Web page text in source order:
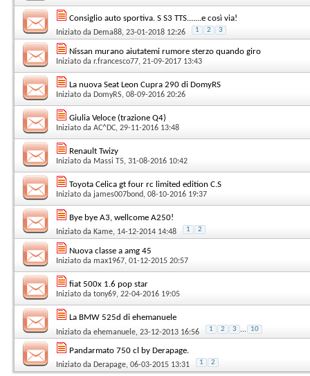
Consiglio auto sportiva. S S3 TTS.......e così via!
Iniziato da Dema88, 23-01-2018 12:26 1 2 3
Nissan murano aiutatemi rumore sterzo quando giro
Iniziato da r.francesco77, 21-09-2017 13:43
La nuova Seat Leon Cupra 290 di DomyRS
Iniziato da DomyRS, 08-09-2016 20:26
Giulia Veloce (trazione Q4)
Iniziato da AC^DC, 29-11-2016 13:48
Renault Twizy
Iniziato da Massi T5, 31-08-2016 10:42
Toyota Celica gt four rc limited edition C.S
Iniziato da james007bond, 08-10-2016 19:37
Bye bye A3, wellcome A250!
Iniziato da Kame, 14-12-2014 14:48 1 2
Nuova classe a amg 45
Iniziato da max1967, 01-12-2015 20:57
fiat 500x 1.6 pop star
Iniziato da tony69, 22-04-2016 19:05
La BMW 525d di ehemanuele
Iniziato da ehemanuele, 23-12-2013 16:56 1 2 3 ... 10
Pandarmato 750 cl by Derapage.
Iniziato da Derapage, 06-03-2015 13:31 1 2